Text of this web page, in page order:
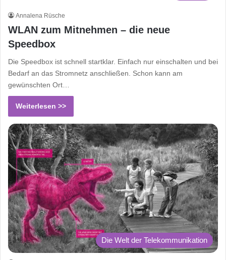
Annalena Rüsche
WLAN zum Mitnehmen – die neue
Speedbox
Die Speedbox ist schnell startklar. Einfach nur einschalten und bei
Bedarf an das Stromnetz anschließen. Schon kann am
gewünschten Ort…
Weiterlesen >>
Die Welt der Telekommunikation